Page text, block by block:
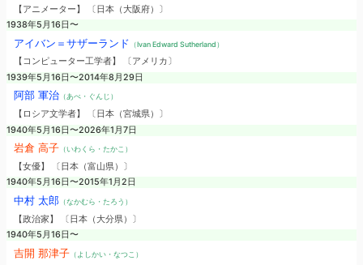
【アニメーター】 〔日本（大阪府）〕
1938年5月16日〜
アイバン＝サザーランド （Ivan Edward Sutherland）
【コンピューター工学者】 〔アメリカ〕
1939年5月16日〜2014年8月29日
阿部 軍治（あべ・ぐんじ）
【ロシア文学者】 〔日本（宮城県）〕
1940年5月16日〜2026年1月7日
岩倉 高子（いわくら・たかこ）
【女優】 〔日本（富山県）〕
1940年5月16日〜2015年1月2日
中村 太郎（なかむら・たろう）
【政治家】 〔日本（大分県）〕
1940年5月16日〜
吉開 那津子（よしかい・なつこ）